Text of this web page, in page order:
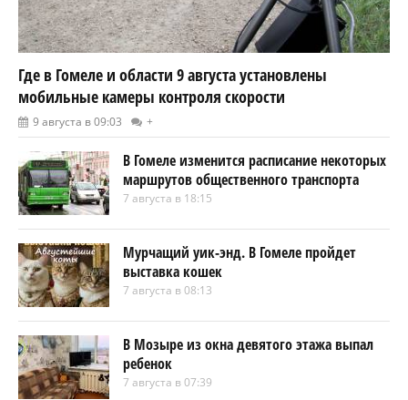
Где в Гомеле и области 9 августа установлены
мобильные камеры контроля скорости
9 августа в 09:03 +
В Гомеле изменится расписание некоторых
маршрутов общественного транспорта
7 августа в 18:15
Мурчащий уик-энд. В Гомеле пройдет
выставка кошек
7 августа в 08:13
В Мозыре из окна девятого этажа выпал
ребенок
7 августа в 07:39